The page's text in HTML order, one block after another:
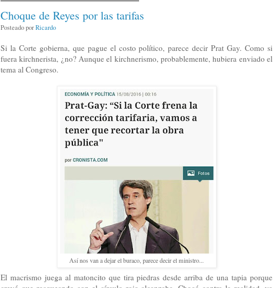
Choque de Reyes por las tarifas
Posteado porRicardo
Si la Corte gobierna, que pague el costo político, parece decir Prat Gay. Como si
fuera kirchnerista, ¿no? Aunque el kirchnerismo, probablemente, hubiera enviado el
tema al Congreso.
Así nos van a dejar el buraco, parece decir el ministro...
El macrismo juega al matoncito que tira piedras desde arriba de una tapia porque